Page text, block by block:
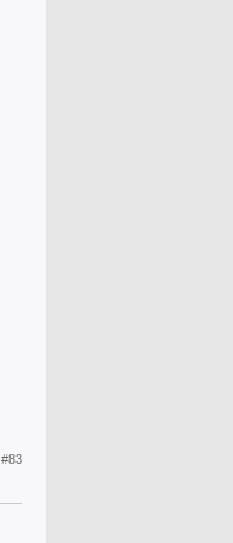
#83